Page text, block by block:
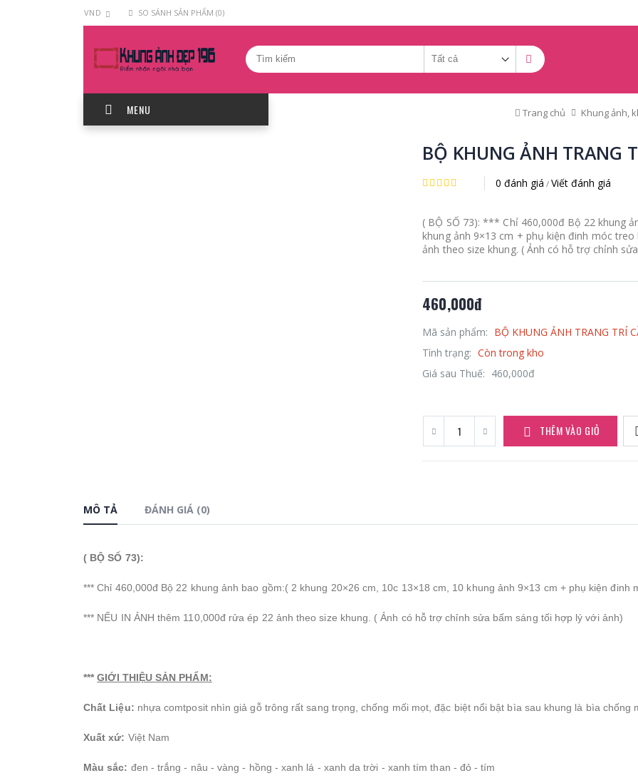
VND SO SÁNH SẢN PHẨM (0)
MENU Trang chủ Khung ảnh,
BỘ KHUNG ẢNH TRANG
0 đánh giá /Viết đánh giá
( BỘ SỐ 73): *** Chỉ 460,000đ Bộ 22 khung
khung ảnh 9×13 cm + phụ kiện đinh móc
ảnh theo size khung. ( Ảnh có hỗ trợ chỉnh
460,000đ
Mã sản phẩm: BỘ KHUNG ẢNH TRANG TRÍ
Tình trạng: Còn trong kho
Giá sau Thuế: 460,000đ
THÊM VÀO GIỎ
MÔ TẢ ĐÁNH GIÁ (0)
( BỘ SỐ 73):
*** Chỉ 460,000đ Bộ 22 khung ảnh bao gồm:( 2 khung 20×26 cm, 10c 13×18 cm, 10 khung ảnh 9×13 cm + phụ kiện đinh
*** NẾU IN ẢNH thêm 110,000đ rửa ép 22 ảnh theo size khung. ( Ảnh có hỗ trợ chỉnh sửa bấm sáng tối hợp lý với ảnh)
*** GIỚI THIỆU SẢN PHẨM:
Chất Liệu: nhựa comtposit nhìn giả gỗ trông rất sang trọng, chống mối mọt, đặc biệt nổi bật bìa sau khung là bìa chống
Xuất xứ: Việt Nam
Màu sắc: đen - trắng - nâu - vàng - hồng - xanh lá - xanh da trời - xanh tím than - đỏ - tím